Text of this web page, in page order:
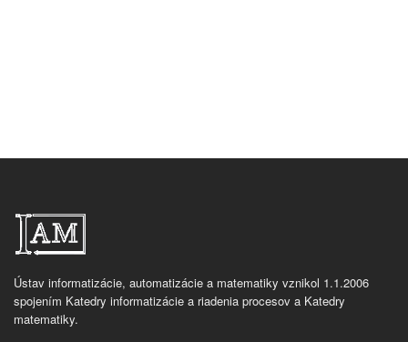
Ústav informatizácie, automatizácie a matematiky vznikol 1.1.2006
spojením Katedry informatizácie a riadenia procesov a Katedry
matematiky.